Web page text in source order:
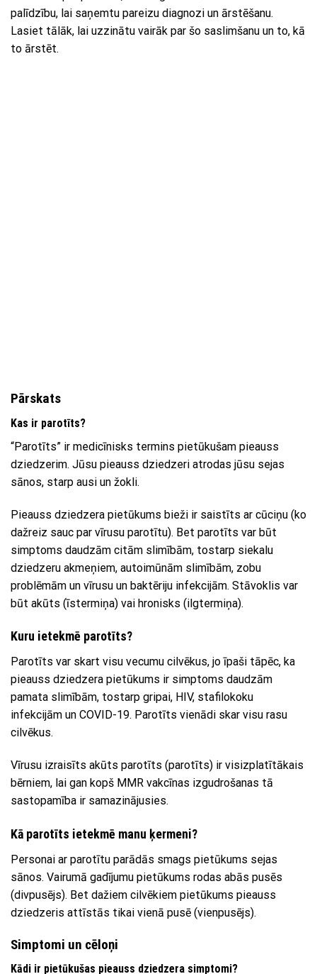
palīdzību, lai saņemtu pareizu diagnozi un ārstēšanu.
Lasiet tālāk, lai uzzinātu vairāk par šo saslimšanu un to, kā
to ārstēt.
Pārskats
Kas ir parotīts?
“Parotīts” ir medicīnisks termins pietūkušam pieauss
dziedzerim. Jūsu pieauss dziedzeri atrodas jūsu sejas
sānos, starp ausi un žokli.
Pieauss dziedzera pietūkums bieži ir saistīts ar cūciņu (ko
dažreiz sauc par vīrusu parotītu). Bet parotīts var būt
simptoms daudzām citām slimībām, tostarp siekalu
dziedzeru akmeņiem, autoimūnām slimībām, zobu
problēmām un vīrusu un baktēriju infekcijām. Stāvoklis var
būt akūts (īstermiņa) vai hronisks (ilgtermiņa).
Kuru ietekmē parotīts?
Parotīts var skart visu vecumu cilvēkus, jo īpaši tāpēc, ka
pieauss dziedzera pietūkums ir simptoms daudzām
pamata slimībām, tostarp gripai, HIV, stafilokoku
infekcijām un COVID-19. Parotīts vienādi skar visu rasu
cilvēkus.
Vīrusu izraisīts akūts parotīts (parotīts) ir visizplatītākais
bērniem, lai gan kopš MMR vakcīnas izgudrošanas tā
sastopamība ir samazinājusies.
Kā parotīts ietekmē manu ķermeni?
Personai ar parotītu parādās smags pietūkums sejas
sānos. Vairumā gadījumu pietūkums rodas abās pusēs
(divpusējs). Bet dažiem cilvēkiem pietūkums pieauss
dziedzeris attīstās tikai vienā pusē (vienpusējs).
Simptomi un cēloņi
Kādi ir pietūkušas pieauss dziedzera simptomi?